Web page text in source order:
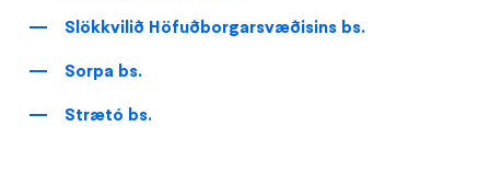
Slökkvilið Höfuðborgarsvæðisins bs.
Sorpa bs.
Strætó bs.